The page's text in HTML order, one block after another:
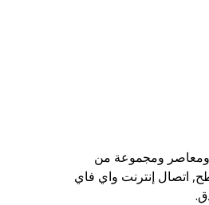
مشرق ومعاصر ومجموعة من
وبار على السطح, اتصال إنترنت واي فاي